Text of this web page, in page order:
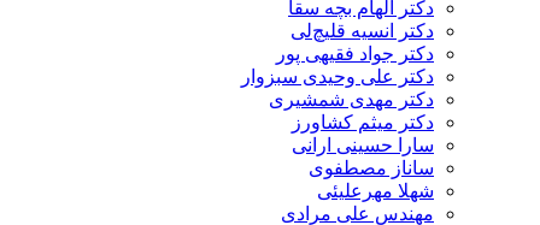
دکتر الهام بچه سقا
دکتر انسیه قلیچ‌لی
دکتر جواد فقیهی پور
دکتر علی وحیدی سبزوار
دکتر مهدی شمشیری
دکتر میثم کشاورز
سارا حسینی ارانی
ساناز مصطفوی
شهلا مهرعلیئی
مهندس علی مرادی